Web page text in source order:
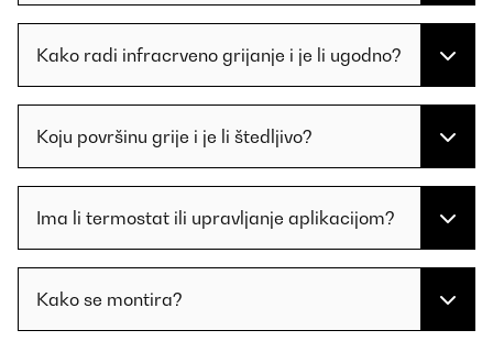
Kako radi infracrveno grijanje i je li ugodno?
Koju površinu grije i je li štedljivo?
Ima li termostat ili upravljanje aplikacijom?
Kako se montira?